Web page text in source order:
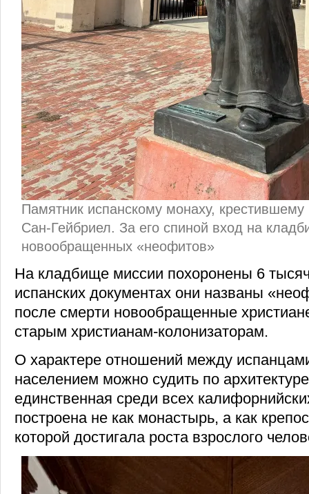
Памятник испанскому монаху,
Сан-Гейбриел. За его спиной вход на
новообращенных «неофитов»
На кладбище миссии похоронены 6
испанских документах они названы
после смерти новообращенные
старым христианам-колонизаторам.
О характере отношений между
населением можно судить по
единственная среди всех
построена не как монастырь, а как
которой достигала роста взрослого